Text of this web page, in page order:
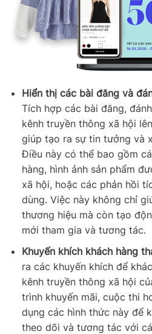
Hiển thị các bài đăng và
Tích hợp các bài đăng,
kênh truyền thông xã hội
giúp tạo ra sự tin tưởng và
Điều này có thể bao gồm
hàng, hình ảnh sản phẩm
xã hội, hoặc các phản hồi
dùng. Việc này không chỉ
thương hiệu mà còn tạo
mới tham gia và tương tác.
Khuyến khích khách hàng
ra các khuyến khích để
kênh truyền thông xã hội
trình khuyến mãi, cuộc thi
dụng các hình thức này để
theo dõi và tương tác với